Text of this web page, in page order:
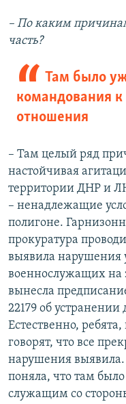
– По каким
часть?
Там было
командования
отношения
– Там целый ряд
настойчивая
территории ДНР и
– ненадлежащие
полигоне.
прокуратура
выявила нарушения
военнослужащих на
вынесла
22179 об
Естественно,
говорят, что все
нарушения выявила.
поняла, что там
служащим со